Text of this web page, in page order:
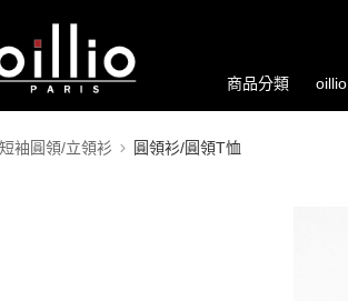
商品分類
袖圓領/立領衫 圓領衫/圓領T恤